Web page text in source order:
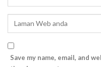
Save my name, email, and